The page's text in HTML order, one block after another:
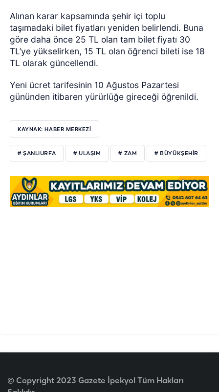
Alınan karar kapsamında şehir içi toplu
taşımadaki bilet fiyatları yeniden belirlendi. Buna
göre daha önce 25 TL olan tam bilet fiyatı 30
TL’ye yükselirken, 15 TL olan öğrenci bileti ise 18
TL olarak güncellendi.
Yeni ücret tarifesinin 10 Ağustos Pazartesi
gününden itibaren yürürlüğe gireceği öğrenildi.
KAYNAK: HABER MERKEZİ
# ŞANLIURFA # ULAŞIM # ZAM # BÜYÜKŞEHIR
© Copyright 2023 Gazete İpekyol Tüm Hakları